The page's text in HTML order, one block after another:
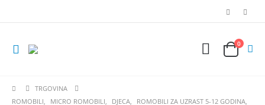
0
TRGOVINA
ROMOBILI, MICRO ROMOBILI, DJECA, ROMOBILI ZA UZRAST 5-12 GODINA,